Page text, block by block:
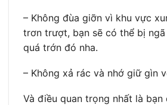
– Không đùa giỡn vì khu vực
trơn trượt, bạn sẽ có thể bị ngã
quá trớn đó nha.
– Không xả rác và nhớ giữ gìn
Và điều quan trọng nhất là bạn